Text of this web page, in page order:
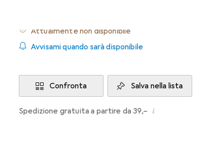
Attualmente non disponibile
Avvisami quando sarà disponibile
Confronta Salva nella lista
Spedizione gratuita a partire da 39,– i